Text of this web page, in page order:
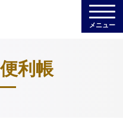
メニュー
利帳